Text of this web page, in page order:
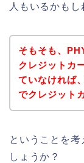
人もいるかもし
そもそも、
クレジットカ
ていなければ
でクレジット
ということを
しょうか？